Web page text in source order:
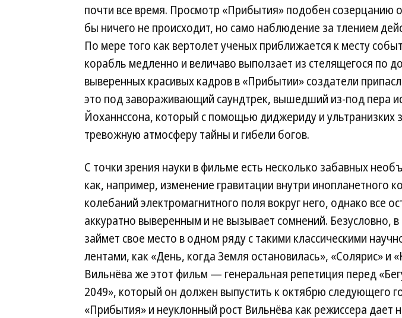
почти все время. Просмотр «Прибытия» подобен созерцанию
бы ничего не происходит, но само наблюдение за тлением
По мере того как вертолет ученых приближается к месту
корабль медленно и величаво выползает из стелящегося по
выверенных красивых кадров в «Прибытии» создатели
это под завораживающий саундтрек, вышедший из-под пера
Йоханнссона, который с помощью диджериду и ультранизких
тревожную атмосферу тайны и гибели богов.
С точки зрения науки в фильме есть несколько забавных
как, например, изменение гравитации внутри инопланетного
колебаний электромагнитного поля вокруг него, однако все
аккуратно выверенным и не вызывает сомнений. Безусловно,
займет свое место в одном ряду с такими классическими
лентами, как «День, когда Земля остановилась», «Солярис» и
Вильнёва же этот фильм — генеральная репетиция перед
2049», который он должен выпустить к октябрю следующего
«Прибытия» и неуклонный рост Вильнёва как режиссера дает